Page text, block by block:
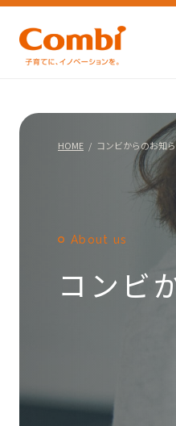
HOME コンビからのお知
About us
コンビ